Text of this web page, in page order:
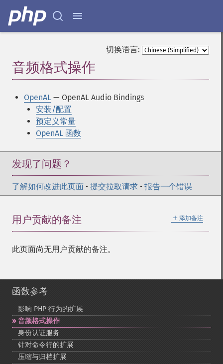
切换语言:
音频格式操作
OpenAL — OpenAL Audio Bindings
安装/配置
预定义常量
OpenAL 函数
发现了问题？
了解如何改进此页面 • 提交拉取请求 • 报告一个错误
＋ 添加备注
用户贡献的备注
此页面尚无用户贡献的备注。
函数参考
影响 PHP 行为的扩展
音频格式操作
身份认证服务
针对命令行的扩展
压缩与归档扩展